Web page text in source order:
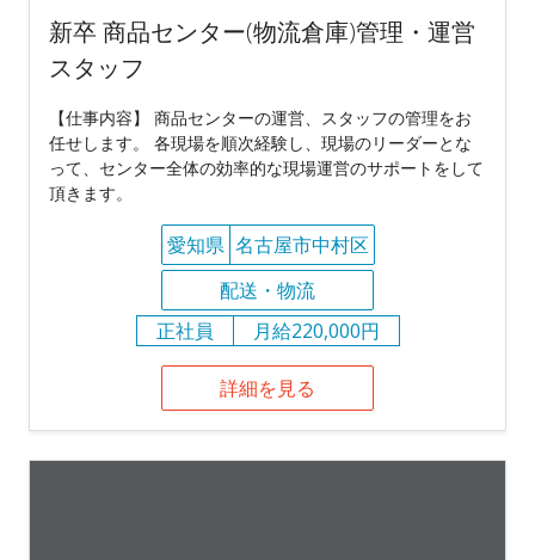
新卒 商品センター(物流倉庫)管理・運営
スタッフ
【仕事内容】 商品センターの運営、スタッフの管理をお
任せします。 各現場を順次経験し、現場のリーダーとな
って、センター全体の効率的な現場運営のサポートをして
頂きます。
愛知県 名古屋市中村区
配送・物流
正社員
月給220,000円
詳細を見る